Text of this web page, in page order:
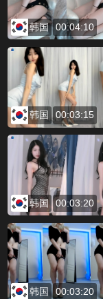
韩国 00:04:10
韩国 00:03:15
韩国 00:03:20
韩国 00:03:20